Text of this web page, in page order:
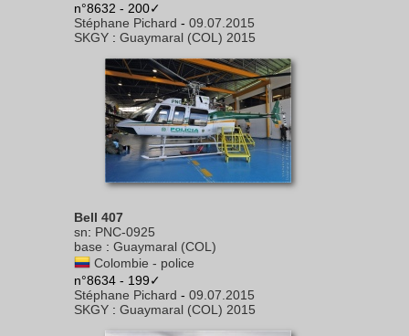
n°8632 - 200✓
Stéphane Pichard - 09.07.2015
SKGY : Guaymaral (COL) 2015
Bell 407
sn: PNC-0925
base : Guaymaral (COL)
Colombie - police
n°8634 - 199✓
Stéphane Pichard - 09.07.2015
SKGY : Guaymaral (COL) 2015